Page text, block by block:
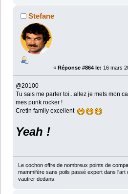
Stefane
« Réponse #864 le: 16 mars
@20100
Tu sais me parler toi...allez je mets mon
mes punk rocker !
Cretin family excellent
Yeah !
Le cochon offre de nombreux points de
mammifère sans poils passé expert dans l'art
vautrer dedans.